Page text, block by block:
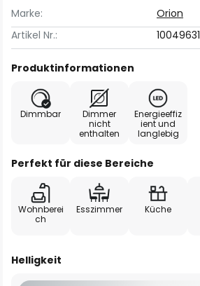
Marke:
Orion
Artikel Nr.:
10049631
Produktinformationen
Dimmbar
Dimmer
nicht
enthalten
Energieeffiz
ient und
langlebig
Perfekt für diese Bereiche
Wohnberei
ch
Esszimmer Küche
Helligkeit